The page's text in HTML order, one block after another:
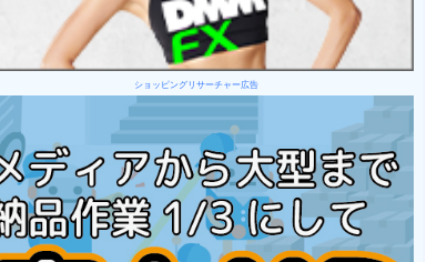
ショッピングリサーチャー広告